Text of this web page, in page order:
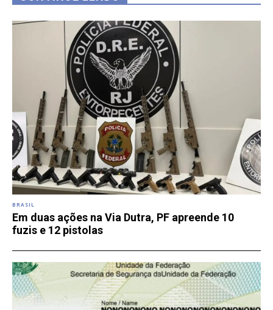
BRASIL
Em duas ações na Via Dutra, PF apreende 10
fuzis e 12 pistolas